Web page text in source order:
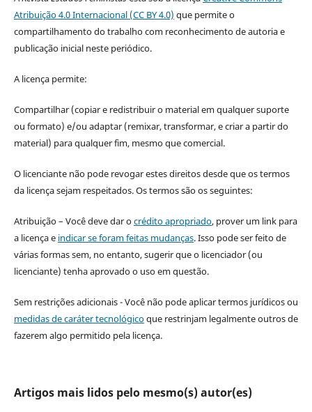
Atribuição 4.0 Internacional (CC BY 4.0) que permite o
compartilhamento do trabalho com reconhecimento de autoria e
publicação inicial neste periódico.
A licença permite:
Compartilhar (copiar e redistribuir o material em qualquer suporte
ou formato) e/ou adaptar (remixar, transformar, e criar a partir do
material) para qualquer fim, mesmo que comercial.
O licenciante não pode revogar estes direitos desde que os termos
da licença sejam respeitados. Os termos são os seguintes:
Atribuição – Você deve dar ocrédito apropriado, prover um link para
a licença e indicar se foram feitas mudanças. Isso pode ser feito de
várias formas sem, no entanto, sugerir que o licenciador (ou
licenciante) tenha aprovado o uso em questão.
Sem restrições adicionais - Você não pode aplicar termos jurídicos ou
medidas de caráter tecnológicoque restrinjam legalmente outros de
fazerem algo permitido pela licença.
Artigos mais lidos pelo mesmo(s) autor(es)